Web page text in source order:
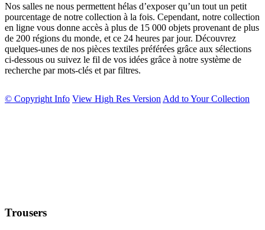
Nos salles ne nous permettent hélas d’exposer qu’un tout un petit
pourcentage de notre collection à la fois. Cependant, notre collection
en ligne vous donne accès à plus de 15 000 objets provenant de plus
de 200 régions du monde, et ce 24 heures par jour. Découvrez
quelques-unes de nos pièces textiles préférées grâce aux sélections
ci-dessous ou suivez le fil de vos idées grâce à notre système de
recherche par mots-clés et par filtres.
© Copyright Info View High Res Version Add to Your Collection
Trousers